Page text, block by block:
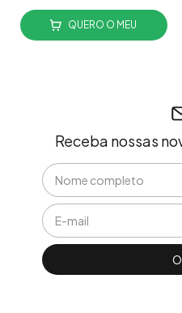
QUERO O MEU
Receba nossas